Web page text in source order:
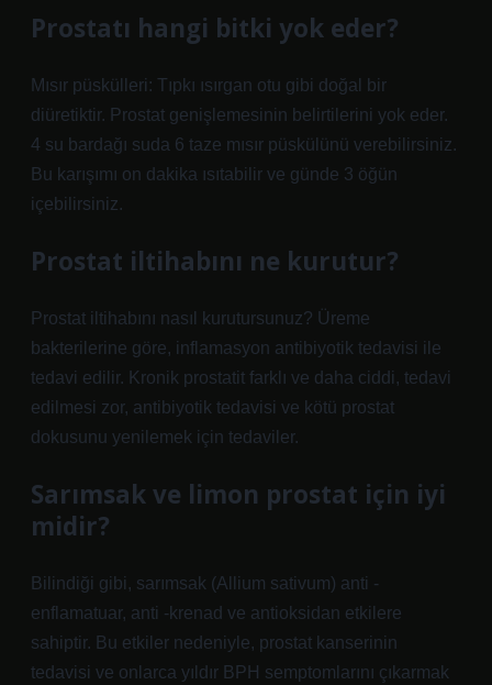
Prostatı hangi bitki yok eder?
Mısır püskülleri: Tıpkı ısırgan otu gibi doğal bir
diüretiktir. Prostat genişlemesinin belirtilerini yok eder.
4 su bardağı suda 6 taze mısır püskülünü verebilirsiniz.
Bu karışımı on dakika ısıtabilir ve günde 3 öğün
içebilirsiniz.
Prostat iltihabını ne kurutur?
Prostat iltihabını nasıl kurutursunuz? Üreme
bakterilerine göre, inflamasyon antibiyotik tedavisi ile
tedavi edilir. Kronik prostatit farklı ve daha ciddi, tedavi
edilmesi zor, antibiyotik tedavisi ve kötü prostat
dokusunu yenilemek için tedaviler.
Sarımsak ve limon prostat için iyi
midir?
Bilindiği gibi, sarımsak (Allium sativum) anti -
enflamatuar, anti -krenad ve antioksidan etkilere
sahiptir. Bu etkiler nedeniyle, prostat kanserinin
tedavisi ve onlarca yıldır BPH semptomlarını çıkarmak